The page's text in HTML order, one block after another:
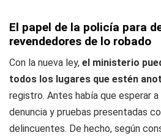
El papel de la policía para
revendedores de lo robado
Con la nueva ley, el ministerio
todos los lugares que estén
registro. Antes había que esperar a
denuncia y pruebas presentadas
delincuentes. De hecho, según